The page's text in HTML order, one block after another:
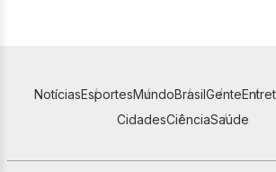
NotíciasEsportesMundoBrasilGente
CidadesCiênciaSaúde